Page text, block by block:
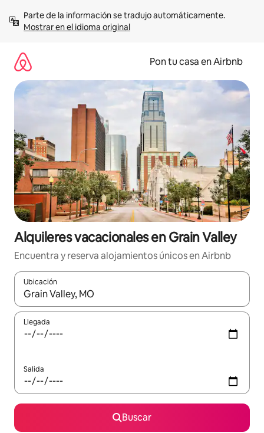
contenidoMostrar en el idioma original
Pon tu casa en Airbnb
Alquileres vacacionales en Grain Valley
Encuentra y reserva alojamientos únicos en Airbnb
Ubicación
Cuando los resultados estén disponibles, navega con las
Llegada
Salida
Buscar